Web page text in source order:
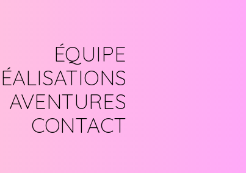
ÉQUIPE
AVENTURES
CONTACT